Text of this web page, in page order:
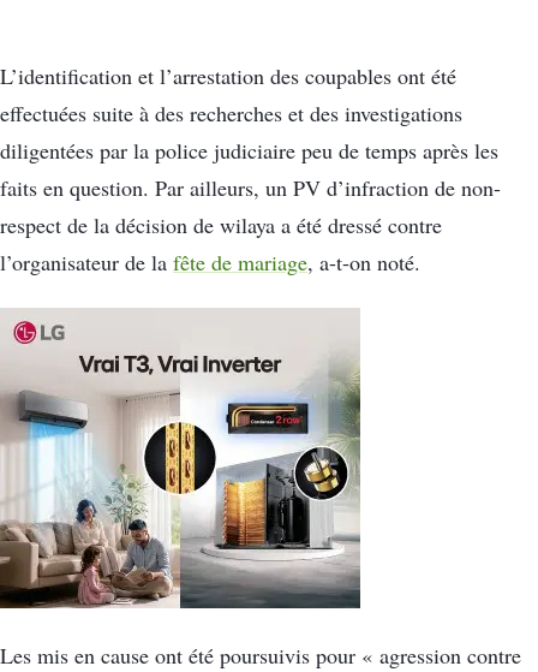
L’identification et l’arrestation des coupables ont été
effectuées suite à des recherches et des investigations
diligentées par la police judiciaire peu de temps après les
faits en question. Par ailleurs, un PV d’infraction de non-
respect de la décision de wilaya a été dressé contre
l’organisateur de la fête de mariage, a-t-on noté.
Les mis en cause ont été poursuivis pour « agression contre